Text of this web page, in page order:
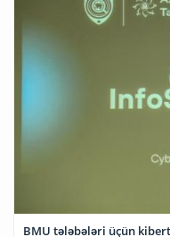
BMU tələbələri üçün